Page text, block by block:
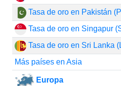
Tasa de oro en Pakistán
Tasa de oro en Singapur
Tasa de oro en Sri Lanka
Más países en Asia
Europa